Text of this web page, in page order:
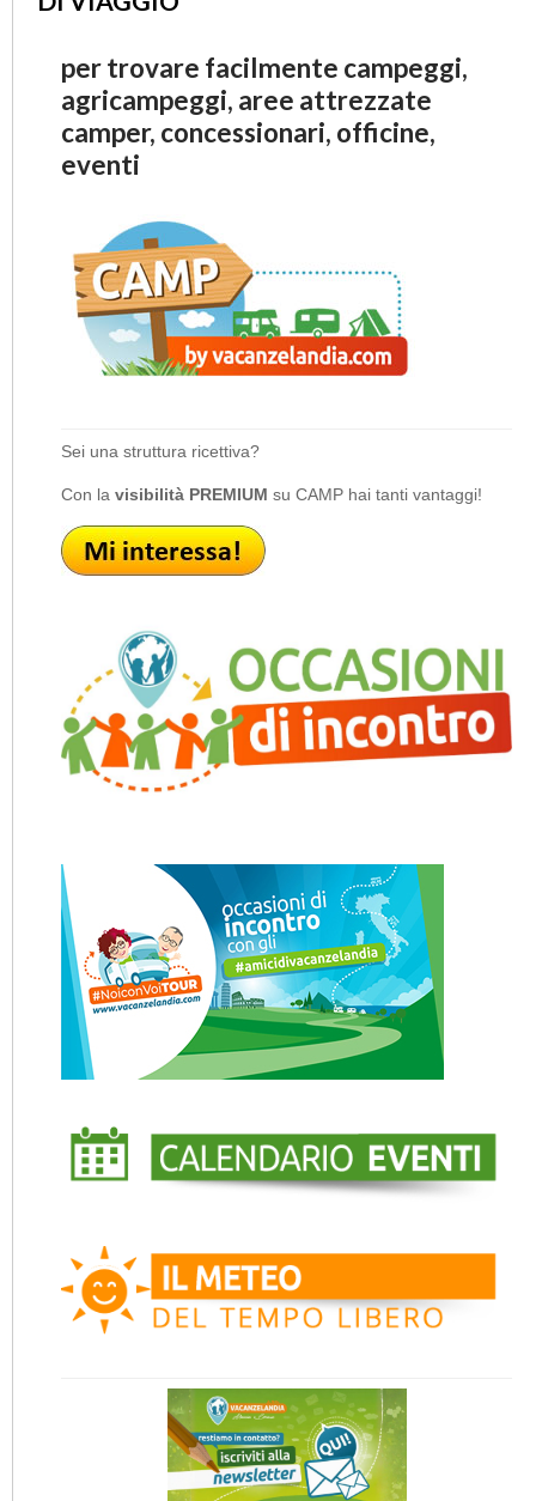
per trovare facilmente campeggi,
agricampeggi, aree attrezzate
camper, concessionari, officine,
eventi
Sei una struttura ricettiva?
Con la visibilità PREMIUM su CAMP hai tanti vantaggi!